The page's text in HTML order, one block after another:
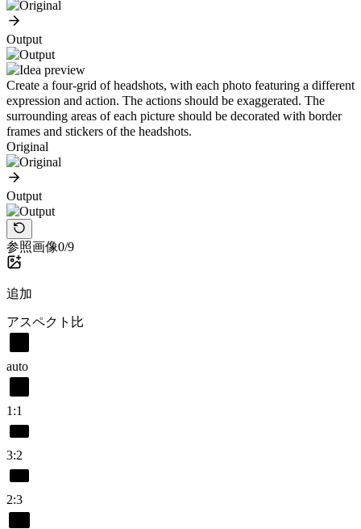
Output
Create a four-grid of headshots, with each photo featuring a different
expression and action. The actions should be exaggerated. The
surrounding areas of each picture should be decorated with border
frames and stickers of the headshots.
Original
Output
参照画像0/9
追加
アスペクト比
auto
1:1
3:2
2:3